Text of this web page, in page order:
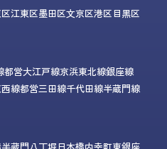
江東区墨田区文京区港区目黒区
都営大江戸線京浜東北線銀座線
線都営三田線千代田線半蔵門線